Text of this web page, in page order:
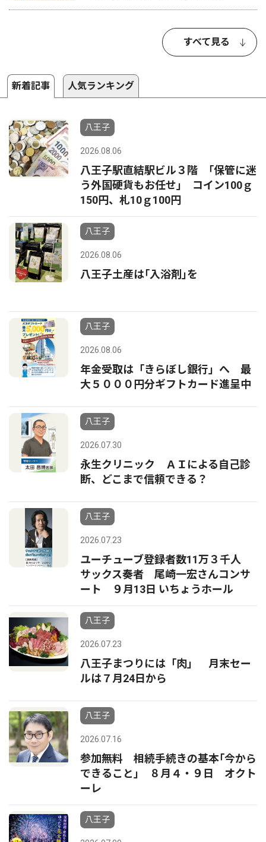
すべて見る
新着記事 人気ランキング
八王子
2026.08.06
八王子駅直結駅ビル３階 ｢保管に迷
う外国硬貨もお任せ｣ コイン100ｇ
150円、札10ｇ100円
八王子
2026.08.06
八王子土産は｢入浴剤｣を
八王子
2026.08.06
年金受取は「きらぼし銀行」へ 最
大５０００円分ギフトカード進呈中
八王子
2026.07.30
永生クリニック ＡＩによる自己診
断、どこまで信頼できる？
八王子
2026.07.23
ユーチューブ登録者数11万３千人
サックス奏者 尾崎一宏さんコンサ
ート ９月13日 いちょうホール
八王子
2026.07.23
八王子まつりには「肉」 月末セー
ルは７月24日から
八王子
2026.07.16
参加無料 相続手続きの基本｢今から
できること｣ ８月４・９日 オクト
ーレ
八王子